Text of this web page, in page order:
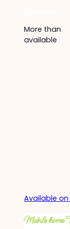
More than
available
Available
Mobile home